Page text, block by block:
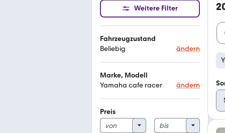
Weitere Filter
Fahrzeugzustand
Beliebig
ändern
Marke, Modell
Yamaha cafe racer
ändern
Preis